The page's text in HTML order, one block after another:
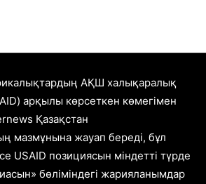
АҚШ халықаралық
арқылы көрсеткен көмегімен
Қазақстан
мазмұнына жауап береді, бұл
USAID позициясын міндетті түрде
бөліміндегі жарияланымдар